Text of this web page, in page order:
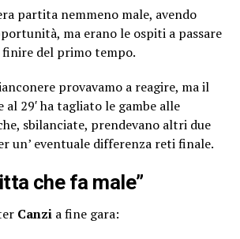
partita nemmeno male, avendo
ma erano le ospiti a passare
del primo tempo.
provavamo a reagire, ma il
29′ ha tagliato le gambe alle
sbilanciate, prendevano altri due
un’ eventuale differenza reti finale.
che fa male”
Canzia fine gara: